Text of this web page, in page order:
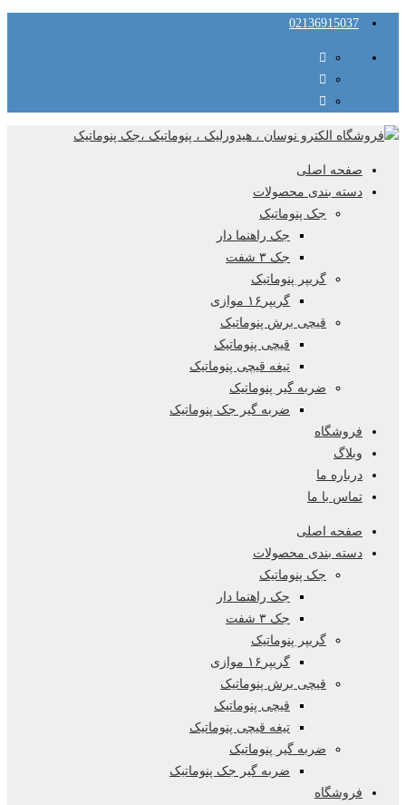
02136915037
صفحه اصلی
دسته بندی محصولات
جک پنوماتیک
جک راهنما دار
جک ۳ شفت
گریپر پنوماتیک
گریپر۱۶ موازی
قیچی برش پنوماتیک
قیچی پنوماتیک
تیغه قیچی پنوماتیک
ضربه گیر پنوماتیک
ضربه گیر جک پنوماتیک
فروشگاه
وبلاگ
درباره ما
تماس با ما
صفحه اصلی
دسته بندی محصولات
جک پنوماتیک
جک راهنما دار
جک ۳ شفت
گریپر پنوماتیک
گریپر۱۶ موازی
قیچی برش پنوماتیک
قیچی پنوماتیک
تیغه قیچی پنوماتیک
ضربه گیر پنوماتیک
ضربه گیر جک پنوماتیک
فروشگاه